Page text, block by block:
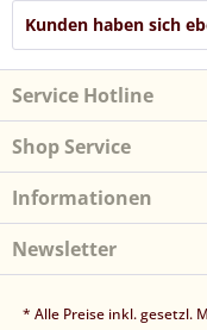
Kunden haben sich
Service Hotline
Shop Service
Informationen
Newsletter
* Alle Preise inkl. gesetzl.